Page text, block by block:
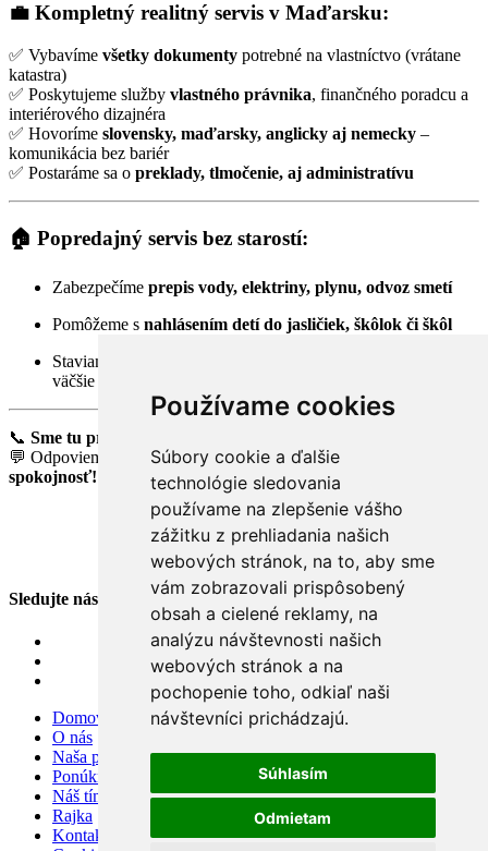
Používame cookies
Súbory cookie a ďalšie
technológie sledovania
používame na zlepšenie vášho
zážitku z prehliadania našich
webových stránok, na to, aby sme
vám zobrazovali prispôsobený
obsah a cielené reklamy, na
analýzu návštevnosti našich
webových stránok a na
pochopenie toho, odkiaľ naši
návštevníci prichádzajú.
Súhlasím
Odmietam
💼 Kompletný realitný servis v Maďarsku:
✅ Vybavíme všetky dokumenty potrebné na vlastníctvo (vrátane
katastra)
✅ Poskytujeme služby vlastného právnika, finančného poradcu a
interiérového dizajnéra
✅ Hovoríme slovensky, maďarsky, anglicky aj nemecky –
komunikácia bez bariér
✅ Postaráme sa o preklady, tlmočenie, aj administratívu
🏠 Popredajný servis bez starostí:
Zabezpečíme prepis vody, elektriny, plynu, odvoz smetí
Pomôžeme s nahlásením detí do jasličiek, škôlok či škôl
Staviame nové,
väčšie stavebné projekty
📞 Sme tu pre vás 7 dní v týždni
💬 Odpovieme na každú vašu otázku –zaručujeme vašu
spokojnosť!
Sledujte nás
Domov
O nás
Naša ponuka
Ponúknite nám
Náš tím
Rajka
Kontakt